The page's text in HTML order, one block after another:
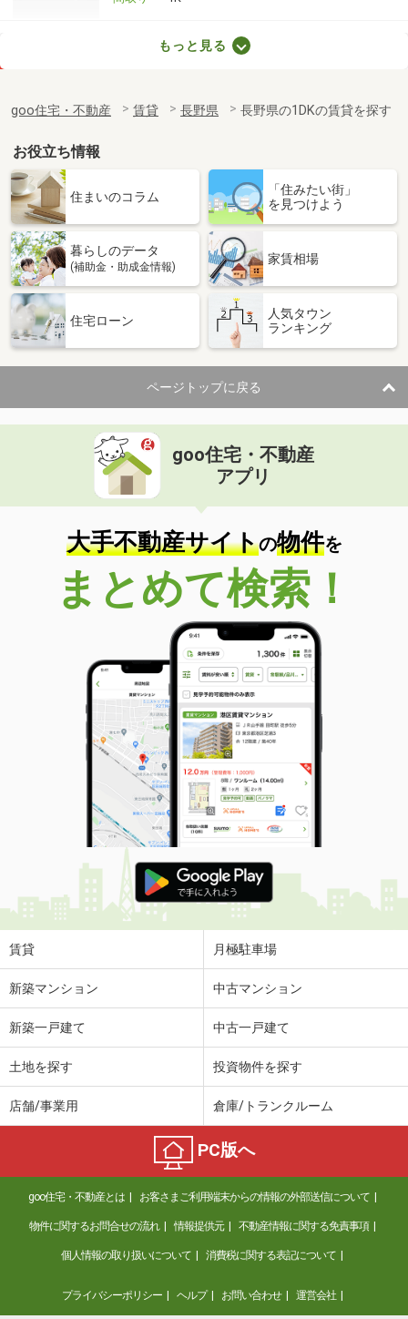
長野県塩尻市大字広丘高出
専有面積
26.49m²
長野県須坂市大字須坂
6.20万円
長野県須坂市大字須坂
専有面積
20.81m²
間取り
1K
長野県長野市大字稲葉
価 格
4.90万円
専有面積 26.08m²
間取り
1K
長野県佐久市佐久平駅北
価 格
長野県佐久市佐久平駅北
専有面積
20.28m²
間取り
1K
長野県茅野市ちの
4.50万円
長野県茅野市ちの
専有面積 20.28m²
間取り
1K
長野県塩尻市大字広丘野村
価 格
5.40万円
住 所
長野県塩尻市大字広丘野村
専有面積 23.18m²
間取り
長野県塩尻市大字広丘高出
価 格
4.70万円
長野県長野市大字稲葉南俣
価 格
5.70万円
長野県長野市大字稲葉南俣
専有面積 29.25m²
長野県上田市中央北３丁目
住 所
長野県上田市中央北３丁目
専有面積
28.98m²
もっと見る
goo住宅・不動産 賃貸 長野県 長野県の1DKの賃貸を探す
お役立ち情報
住まいのコラム
「住みたい街」
を見つけよう
暮らしのデータ
(補助金・助成金情報)
家賃相場
住宅ローン
人気タウン
ランキング
ページトップに戻る
goo住宅・不動産
アプリ
大手不動産サイトの物件を
まとめて検索！
賃貸 月極駐車場
新築マンション 中古マンション
新築一戸建て 中古一戸建て
土地を探す 投資物件を探す
店舗/事業用 倉庫/トランクルーム
PC版へ
goo住宅・不動産とは お客さまご利用端末からの情報の外部送信について
物件に関するお問合せの流れ 情報提供元 不動産情報に関する免責事項
個人情報の取り扱いについて 消費税に関する表記について
プライバシーポリシー ヘルプ お問い合わせ 運営会社